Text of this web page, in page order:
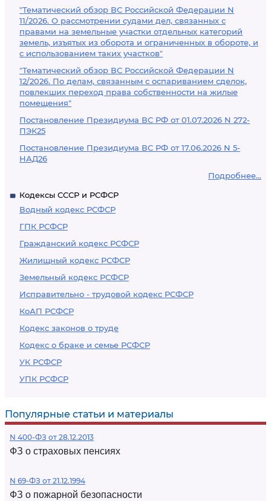
"Тематический обзор ВС Российской Федерации N
11/2026. О рассмотрении судами дел, связанных с
правами на земельные участки отдельных категорий
земель, изъятых из оборота и ограниченных в обороте, и
с использованием таких участков"
"Тематический обзор ВС Российской Федерации N
12/2026. По делам, связанным с оспариванием сделок,
повлекших переход права собственности на жилые
помещения"
Постановление Президиума ВС РФ от 01.07.2026 N 272-
ПЭК25
Постановление Президиума ВС РФ от 17.06.2026 N 5-
НАД26
Подробнее...
Кодексы СССР и РСФСР
Водный кодекс РСФСР
ГПК РСФСР
Гражданский кодекс РСФСР
Жилищный кодекс РСФСР
Земельный кодекс РСФСР
Исправительно - трудовой кодекс РСФСР
КоАП РСФСР
Кодекс законов о труде
Кодекс о браке и семье РСФСР
УК РСФСР
УПК РСФСР
Популярные статьи и материалы
N 400-ФЗ от 28.12.2013
ФЗ о страховых пенсиях
N 69-ФЗ от 21.12.1994
ФЗ о пожарной безопасности